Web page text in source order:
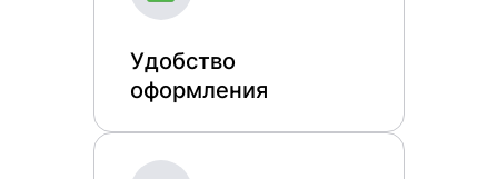
Удобство
оформления